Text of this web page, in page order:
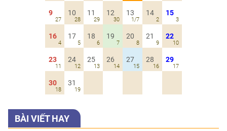
9
27
10
28
11
29
12
30
13
1/7
14
2
15
3
16
4
17
5
18
6
19
7
20
8
21
9
22
10
23
11
24
12
25
13
26
14
27
15
28
16
29
17
30
18
31
19
BÀI VIẾT HAY